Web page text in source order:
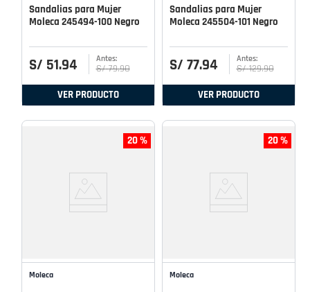
Sandalias para Mujer
Moleca 245494-100 Negro
S/ 51.94 S/ 79.90
VER PRODUCTO
Sandalias para Mujer
Moleca 245504-101 Negro
S/ 77.94 S/ 129.90
VER PRODUCTO
20 %
Moleca
20 %
Moleca